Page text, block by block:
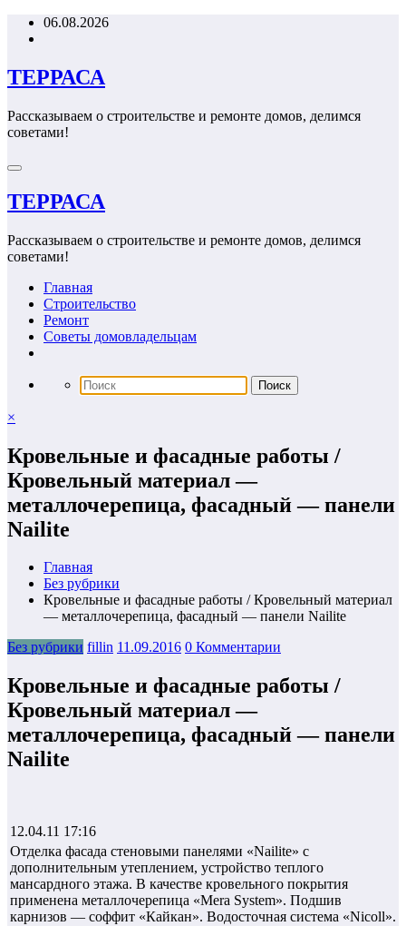
Перейти06.08.2026
ТЕРРАСА
Рассказываем о строительстве и ремонте домов, делимся
советами!
ТЕРРАСА
Рассказываем о строительстве и ремонте домов, делимся
советами!
Главная
Строительство
Ремонт
Советы домовладельцам
×
Кровельные и фасадные работы /
Кровельный материал —
металлочерепица, фасадный — панели
Nailite
Главная
Без рубрики
Кровельные и фасадные работы / Кровельный материал
— металлочерепица, фасадный — панели Nailite
Без рубрики fillin 11.09.2016 0 Комментарии
Кровельные и фасадные работы /
Кровельный материал —
металлочерепица, фасадный — панели
Nailite
12.04.11 17:16
Отделка фасада стеновыми панелями «Nailite» с
дополнительным утеплением, устройство теплого
мансардного этажа. В качестве кровельного покрытия
применена металлочерепица «Mera System». Подшив
карнизов — соффит «Кайкан». Водосточная система «Nicoll».